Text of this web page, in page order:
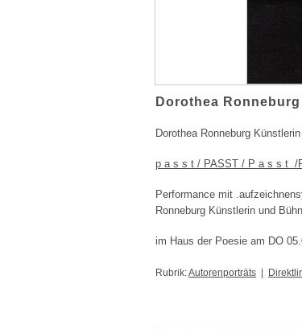
Dorothea Ronneburg
Dorothea Ronneburg
p a s s t / PASST / P a s s t /
Performance mit
Ronneburg Künstlerin und
im Haus der Poesie am DO
Rubrik:Autorenporträts